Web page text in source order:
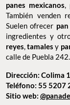
panes mexicanos,
También venden
Suelen ofrecer
ingredientes y
reyes,tamalesy
calle de Puebla 242.
Dirección: Colima
Teléfono: 55 5207
Sitio web: